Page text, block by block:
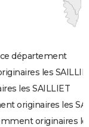
département
les
les SAILLIET
originaires les
originaires